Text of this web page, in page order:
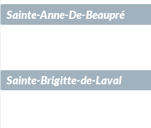
Sainte-Anne-De-Beaupré
Sainte-Brigitte-de-Laval